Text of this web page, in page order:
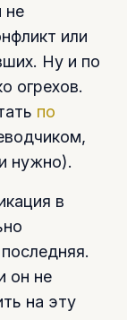
не
или
Ну и по
огрехов.
по
нужно).
в
он не
на эту